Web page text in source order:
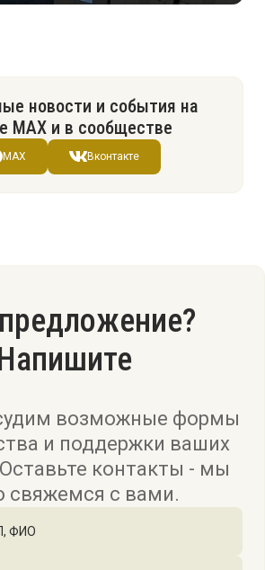
новости и события на
МАХ и в сообществе
MAX Вконтакте
возможные формы
и поддержки ваших
контакты - мы
свяжемся с вами.